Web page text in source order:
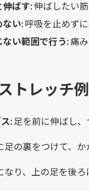
伸ばす:伸ばしたい
ない:呼吸を止めず
い範囲で行う:痛
トレッチ例
: 足を前に伸ばし、
足の裏をつけて、か
なり、上の足を後ろ